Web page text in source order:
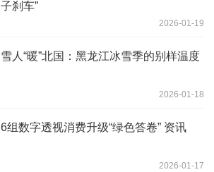
子刹车”
2026-01-19
雪人“暖”北国：黑龙江冰雪季的别样温度
2026-01-18
6组数字透视消费升级“绿色答卷” 资讯
2026-01-17